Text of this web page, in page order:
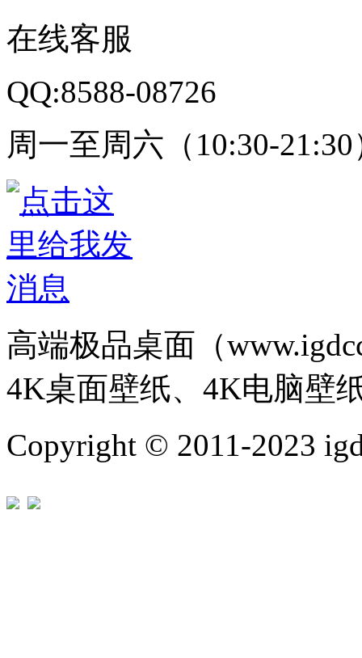
在线客服
QQ:8588-08726
周一至周六（10:30-21:30
高端极品桌面（
4K桌面壁纸、4K电脑壁
Copyright © 2011-2023